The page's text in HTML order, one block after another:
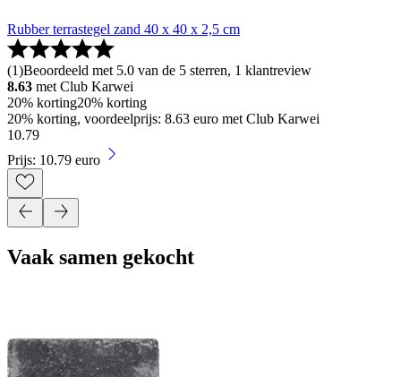
Rubber terrastegel zand 40 x 40 x 2,5 cm
(1)Beoordeeld met 5.0 van de 5 sterren, 1 klantreview
8.63 met Club Karwei
20% korting20% korting
20% korting, voordeelprijs: 8.63 euro met Club Karwei
10.79
Prijs: 10.79 euro
Vaak samen gekocht